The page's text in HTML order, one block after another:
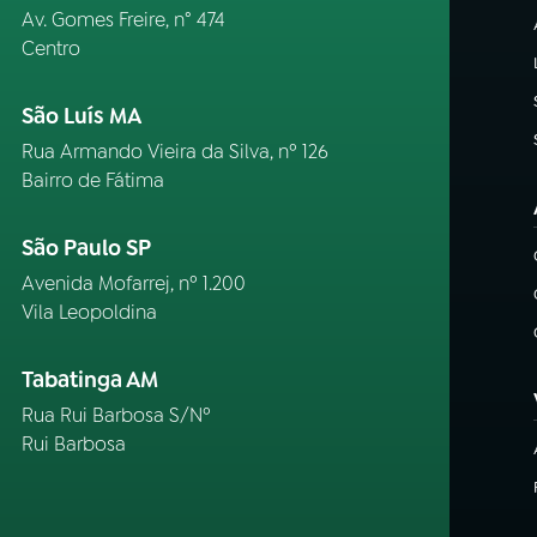
Av. Gomes Freire, n° 474
Centro
São Luís MA
Rua Armando Vieira da Silva, nº 126
Bairro de Fátima
São Paulo SP
Avenida Mofarrej, nº 1.200
Vila Leopoldina
Tabatinga AM
Rua Rui Barbosa S/Nº
Rui Barbosa